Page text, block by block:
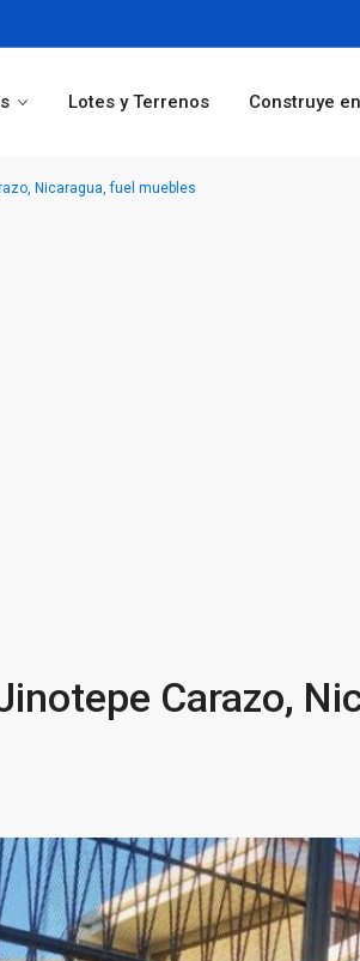
Lotes y Terrenos Construye
Nicaragua, fuel muebles
Carazo,